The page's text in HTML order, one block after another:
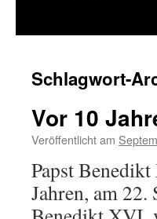
Schlagwort-
Vor 10
Veröffentlicht am
Papst
Jahren, am 22.